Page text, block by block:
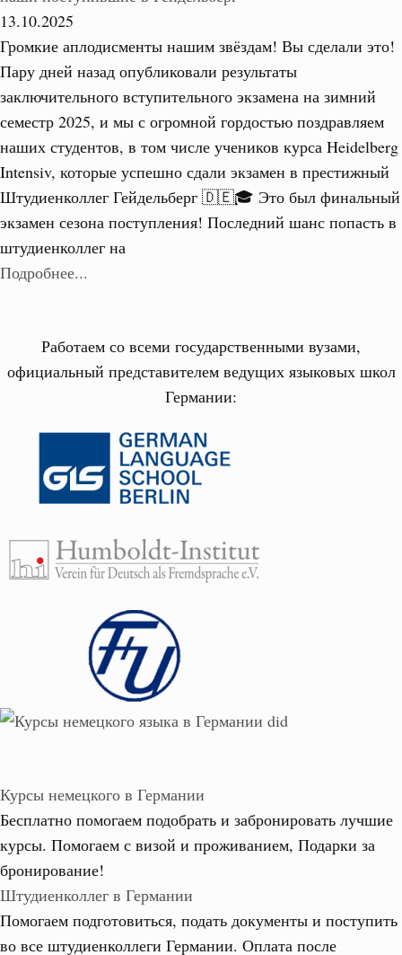
13.10.2025
Громкие аплодисменты нашим звёздам! Вы сделали это!
Пару дней назад опубликовали результаты
заключительного вступительного экзамена на зимний
семестр 2025, и мы с огромной гордостью поздравляем
наших студентов, в том числе учеников курса Heidelberg
Intensiv, которые успешно сдали экзамен в престижный
Штудиенколлег Гейдельберг 🇩🇪🎓 Это был финальный
экзамен сезона поступления! Последний шанс попасть в
штудиенколлег на
Подробнее...
Работаем со всеми государственными вузами,
официальный представителем ведущих языковых школ
Германии:
Курсы немецкого в Германии
Бесплатно помогаем подобрать и забронировать лучшие
курсы. Помогаем с визой и проживанием, Подарки за
бронирование!
Штудиенколлег в Германии
Помогаем подготовиться, подать документы и поступить
во все штудиенколлеги Германии. Оплата после